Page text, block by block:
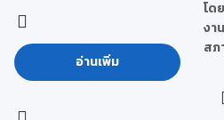
อ่านเพิ่ม
โด
งา
สภ